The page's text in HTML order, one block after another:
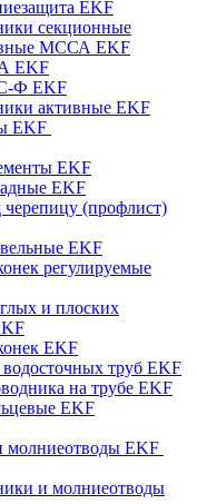
EKF
секционные
МССА EKF
EKF
Ф EKF
активные EKF
EKF
EKF
EKF
(профлист)
EKF
регулируемые
и плоских
EKF
труб EKF
на трубе EKF
EKF
EKF
и молниеотводы